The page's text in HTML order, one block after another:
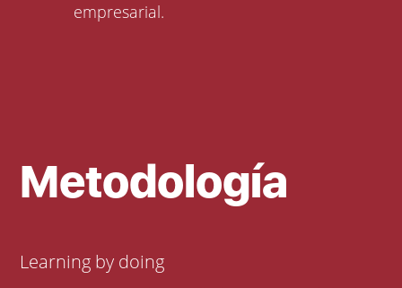
empresarial.
Metodología
Learning by doing